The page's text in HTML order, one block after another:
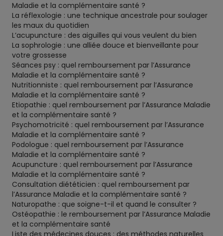
Maladie et la complémentaire santé ?
La réflexologie : une technique ancestrale pour soulager
les maux du quotidien
L’acupuncture : des aiguilles qui vous veulent du bien
La sophrologie : une alliée douce et bienveillante pour
votre grossesse
Séances psy : quel remboursement par l’Assurance
Maladie et la complémentaire santé ?
Nutritionniste : quel remboursement par l’Assurance
Maladie et la complémentaire santé ?
Etiopathie : quel remboursement par l’Assurance Maladie
et la complémentaire santé ?
Psychomotricité : quel remboursement par l’Assurance
Maladie et la complémentaire santé ?
Podologue : quel remboursement par l’Assurance
Maladie et la complémentaire santé ?
Acupuncture : quel remboursement par l’Assurance
Maladie et la complémentaire santé ?
Consultation diététicien : quel remboursement par
l’Assurance Maladie et la complémentaire santé ?
Naturopathe : que soigne-t-il et quand le consulter ?
Ostéopathie : le remboursement par l’Assurance Maladie
et la complémentaire santé
Liste des médecines douces : des méthodes naturelles